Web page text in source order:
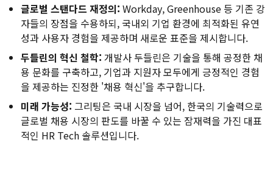
글로벌 스탠다드 재정의: Workday, Greenhouse 등 기존 강
자들의 장점을 수용하되, 국내외 기업 환경에 최적화된 유연
성과 사용자 경험을 제공하며 새로운 표준을 제시합니다.
두들린의 혁신 철학: 개발사 두들린은 기술을 통해 공정한 채
용 문화를 구축하고, 기업과 지원자 모두에게 긍정적인 경험
을 제공하는 진정한 '채용 혁신'을 추구합니다.
미래 가능성: 그리팅은 국내 시장을 넘어, 한국의 기술력으로
글로벌 채용 시장의 판도를 바꿀 수 있는 잠재력을 가진 대표
적인 HR Tech 솔루션입니다.